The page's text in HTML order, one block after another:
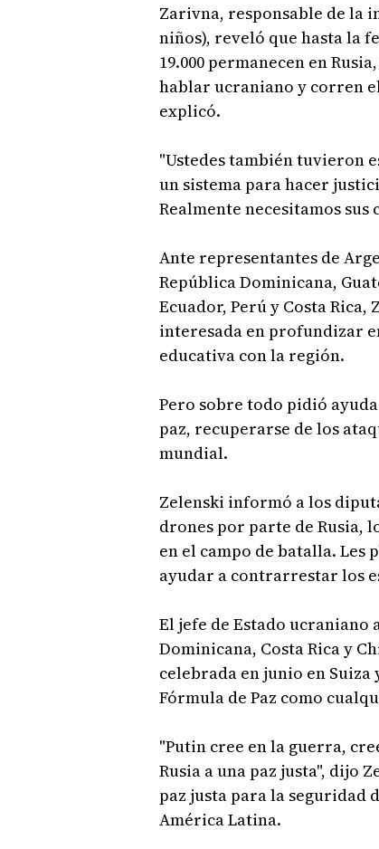
Zarivna, responsable de la
niños), reveló que hasta la
19.000 permanecen en
hablar ucraniano y corren
explicó.
"Ustedes también tuvieron
un sistema para hacer
Realmente necesitamos
Ante representantes de
República Dominicana,
Ecuador, Perú y Costa
interesada en profundizar
educativa con la región.
Pero sobre todo pidió
paz, recuperarse de los
mundial.
Zelenski informó a los
drones por parte de Rusia,
en el campo de batalla.
ayudar a contrarrestar los
El jefe de Estado ucraniano
Dominicana, Costa Rica y
celebrada en junio en Suiza
Fórmula de Paz como
"Putin cree en la guerra,
Rusia a una paz justa", dijo
paz justa para la seguridad
América Latina.